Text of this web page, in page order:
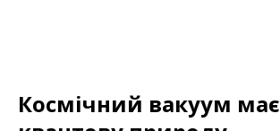
Космічний вакуум має